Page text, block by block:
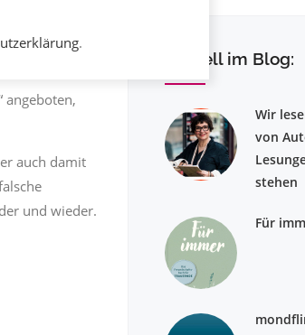
angeboten,
auch damit
und wieder.
Aktuell im Blog:
Wir
von
stehen
Für
.